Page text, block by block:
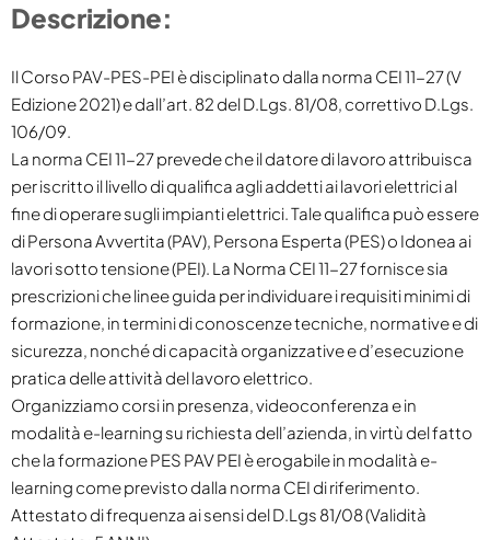
Descrizione:
Il Corso PAV-PES-PEI è disciplinato dalla norma CEI 11-27 (V
Edizione 2021) e dall’art. 82 del D.Lgs. 81/08, correttivo D.Lgs.
106/09.
La norma CEI 11-27 prevede che il datore di lavoro attribuisca
per iscritto il livello di qualifica agli addetti ai lavori elettrici al
fine di operare sugli impianti elettrici. Tale qualifica può essere
di Persona Avvertita (PAV), Persona Esperta (PES) o Idonea ai
lavori sotto tensione (PEI). La Norma CEI 11-27 fornisce sia
prescrizioni che linee guida per individuare i requisiti minimi di
formazione, in termini di conoscenze tecniche, normative e di
sicurezza, nonché di capacità organizzative e d’esecuzione
pratica delle attività del lavoro elettrico.
Organizziamo corsi in presenza, videoconferenza e in
modalità e-learning su richiesta dell’azienda, in virtù del fatto
che la formazione PES PAV PEI è erogabile in modalità e-
learning come previsto dalla norma CEI di riferimento.
Attestato di frequenza ai sensi del D.Lgs 81/08 (Validità